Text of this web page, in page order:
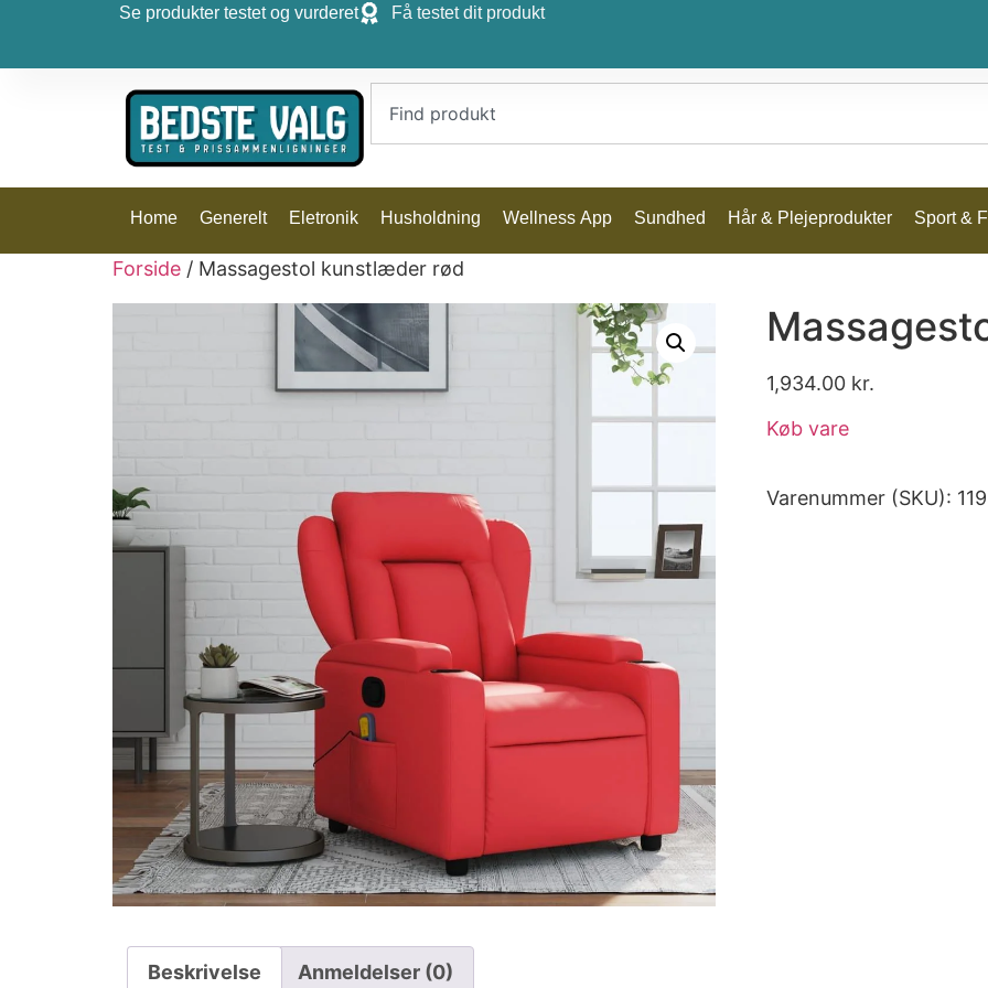
Se produkter testet og vurderet Få testet dit produkt
Home Generelt Eletronik Husholdning Wellness App Sundhed Hår & Plejeprodukter Sport &
Forside / Massagestol kunstlæder rød
1,934.00 kr.
Køb vare
Varenummer (SKU):
Beskrivelse Anmeldelser (0)